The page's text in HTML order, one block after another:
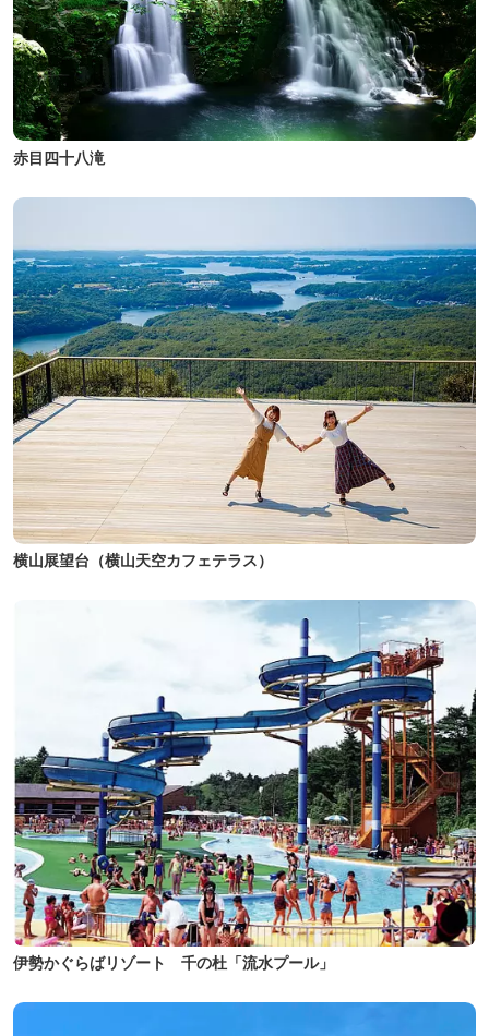
赤目四十八滝
横山展望台（横山天空カフェテラス）
伊勢かぐらばリゾート 千の杜「流水プール」